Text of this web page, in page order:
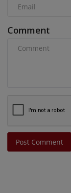
Comment
Post Comment